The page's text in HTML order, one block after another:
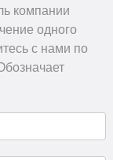
компании
одного
с нами по